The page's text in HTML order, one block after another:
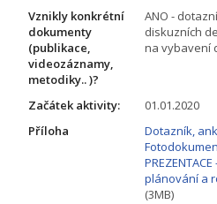
Vznikly konkrétní
dokumenty
(publikace,
videozáznamy,
metodiky.. )?
ANO -
diskuzních
na vybavení
Začátek aktivity:
01.01.2020
Příloha
Dotazník,
plánování a
(3MB)